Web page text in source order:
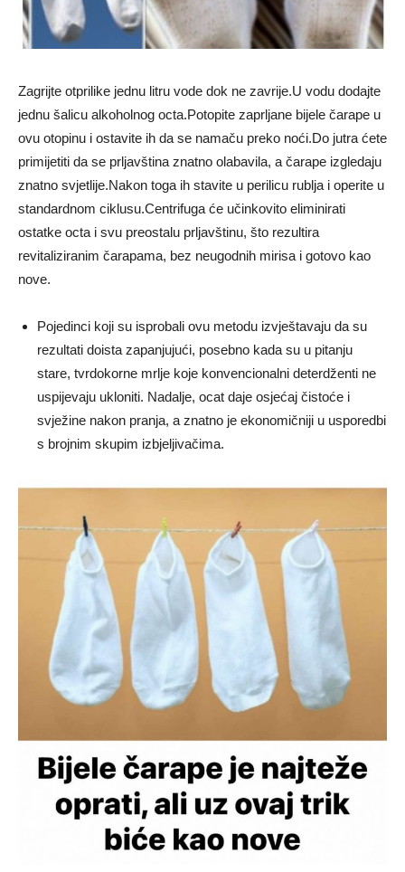
Zagrijte otprilike jednu litru vode dok ne zavrije.U vodu dodajte
jednu šalicu alkoholnog octa.Potopite zaprljane bijele čarape u
ovu otopinu i ostavite ih da se namaču preko noći.Do jutra ćete
primijetiti da se prljavština znatno olabavila, a čarape izgledaju
znatno svjetlije.Nakon toga ih stavite u perilicu rublja i operite u
standardnom ciklusu.Centrifuga će učinkovito eliminirati
ostatke octa i svu preostalu prljavštinu, što rezultira
revitaliziranim čarapama, bez neugodnih mirisa i gotovo kao
nove.
Pojedinci koji su isprobali ovu metodu izvještavaju da su
rezultati doista zapanjujući, posebno kada su u pitanju
stare, tvrdokorne mrlje koje konvencionalni deterdženti ne
uspijevaju ukloniti. Nadalje, ocat daje osjećaj čistoće i
svježine nakon pranja, a znatno je ekonomičniji u usporedbi
s brojnim skupim izbjeljivačima.